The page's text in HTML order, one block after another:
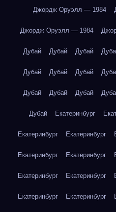
Джордж Оруэлл — 1984
Джордж Оруэлл — 1984
Дубай Дубай Дубай
Дубай Дубай Дубай
Дубай Дубай Дубай
Дубай Екатеринбург
Екатеринбург Екатеринбург
Екатеринбург Екатеринбург
Екатеринбург Екатеринбург
Екатеринбург Екатеринбург